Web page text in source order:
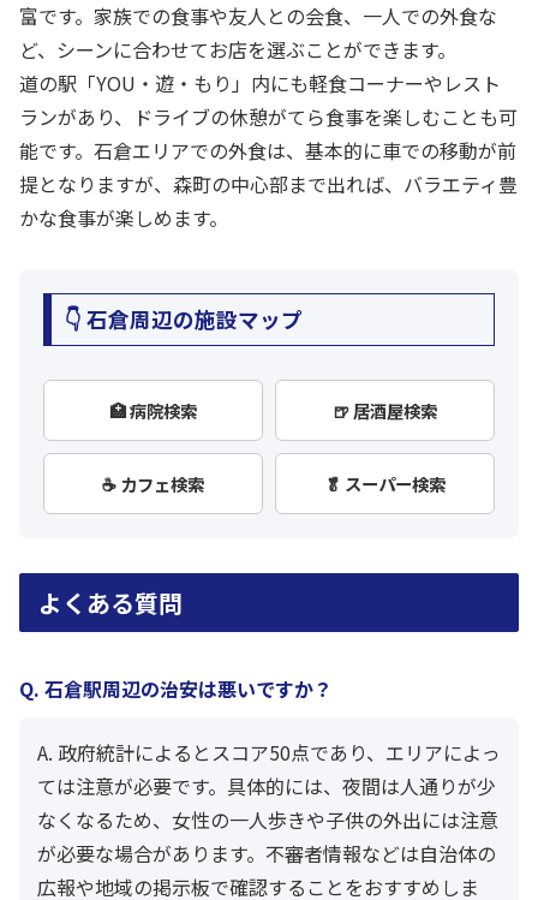
富です。家族での食事や友人との会食、一人での外食な
ど、シーンに合わせてお店を選ぶことができます。
道の駅「YOU・遊・もり」内にも軽食コーナーやレスト
ランがあり、ドライブの休憩がてら食事を楽しむことも可
能です。石倉エリアでの外食は、基本的に車での移動が前
提となりますが、森町の中心部まで出れば、バラエティ豊
かな食事が楽しめます。
👇 石倉周辺の施設マップ
🏥 病院検索 🍺 居酒屋検索
☕ カフェ検索 🥬 スーパー検索
よくある質問
Q. 石倉駅周辺の治安は悪いですか？
A. 政府統計によるとスコア50点であり、エリアによっ
ては注意が必要です。具体的には、夜間は人通りが少
なくなるため、女性の一人歩きや子供の外出には注意
が必要な場合があります。不審者情報などは自治体の
広報や地域の掲示板で確認することをおすすめしま